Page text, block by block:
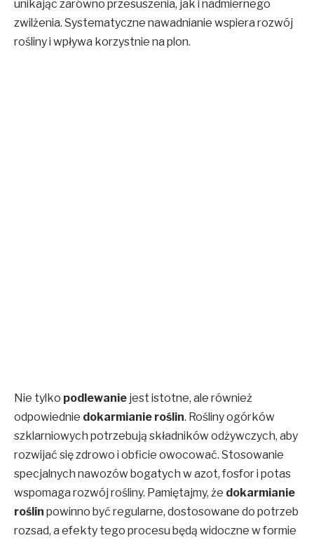
unikając zarówno przesuszenia, jak i nadmiernego
zwilżenia. Systematyczne nawadnianie wspiera rozwój
rośliny i wpływa korzystnie na plon.
Nie tylko podlewanie jest istotne, ale również
odpowiednie dokarmianie roślin. Rośliny ogórków
szklarniowych potrzebują składników odżywczych, aby
rozwijać się zdrowo i obficie owocować. Stosowanie
specjalnych nawozów bogatych w azot, fosfor i potas
wspomaga rozwój rośliny. Pamiętajmy, że dokarmianie
roślin powinno być regularne, dostosowane do potrzeb
rozsad, a efekty tego procesu będą widoczne w formie